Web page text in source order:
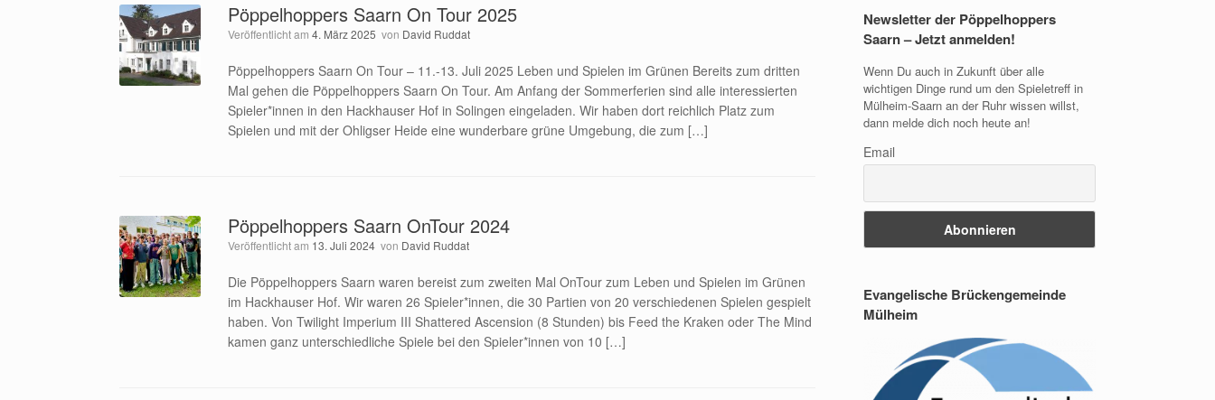
Pöppelhoppers Saarn On Tour 2025
Veröffentlicht am4. März 2025 von David Ruddat
Pöppelhoppers Saarn On Tour – 11.-13. Juli 2025 Leben und Spielen im Grünen Bereits zum dritten
Mal gehen die Pöppelhoppers Saarn On Tour. Am Anfang der Sommerferien sind alle interessierten
Spieler*innen in den Hackhauser Hof in Solingen eingeladen. Wir haben dort reichlich Platz zum
Spielen und mit der Ohligser Heide eine wunderbare grüne Umgebung, die zum […]
Pöppelhoppers Saarn OnTour 2024
Veröffentlicht am 13. Juli 2024 von David Ruddat
Die Pöppelhoppers Saarn waren bereist zum zweiten Mal OnTour zum Leben und Spielen im Grünen
im Hackhauser Hof. Wir waren 26 Spieler*innen, die 30 Partien von 20 verschiedenen Spielen gespielt
haben. Von Twilight Imperium III Shattered Ascension (8 Stunden) bis Feed the Kraken oder The Mind
kamen ganz unterschiedliche Spiele bei den Spieler*innen von 10 […]
Newsletter der Pöppelhoppers
Saarn – Jetzt anmelden!
Wenn Du auch in Zukunft über alle
wichtigen Dinge rund um den Spieletreff in
Mülheim-Saarn an der Ruhr wissen willst,
dann melde dich noch heute an!
Email
Evangelische Brückengemeinde
Mülheim